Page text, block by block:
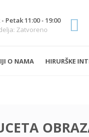
Petak 11:00 - 19:00
Zatvoreno
O NAMA HIRURŠKE